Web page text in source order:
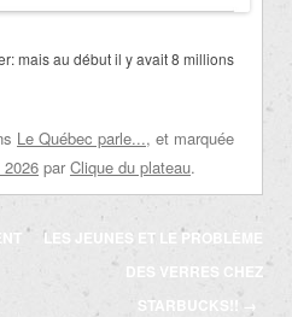
mais au début il y avait 8 millions
Le Québec parle..., et marquée
par Clique du plateau.
LES JEUNES ET LE PROBLÈME
DES VERRES CHEZ
STARBUCKS!!
→